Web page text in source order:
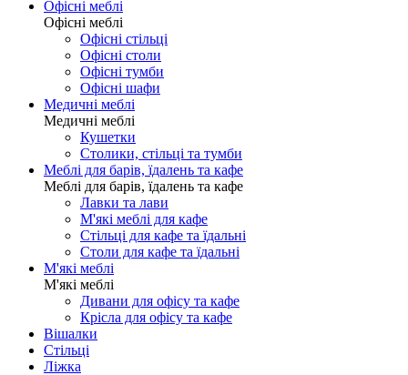
Офісні меблі
Офісні меблі
Офісні стільці
Офісні столи
Офісні тумби
Офісні шафи
Медичні меблі
Медичні меблі
Кушетки
Столики, стільці та тумби
Меблі для барів, їдалень та кафе
Меблі для барів, їдалень та кафе
Лавки та лави
М'які меблі для кафе
Стільці для кафе та їдальні
Столи для кафе та їдальні
М'які меблі
М'які меблі
Дивани для офісу та кафе
Крісла для офісу та кафе
Вішалки
Стільці
Ліжка